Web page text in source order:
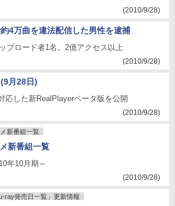
(2010/9/28)
4万曲を違法配信した男性を逮捕
プロード者1名。2億アクセス以上
(2010/9/28)
月28日)
応した新RealPlayerベータ版を公開
(2010/9/28)
新番組一覧
新番組一覧
年10月期～
(2010/9/28)
ray発売日一覧」更新情報